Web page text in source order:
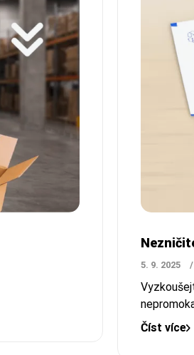
5. 9. 2025 /
Číst více